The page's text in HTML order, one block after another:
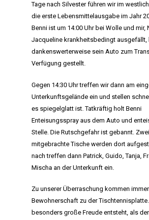
Tage nach Silvester führen wir im
die erste Lebensmittelausgabe im Jahr
Benni ist um 14:00 Uhr bei Wolle und mir,
Jacqueline krankheitsbedingt ausgefällt,
dankenswerterweise sein Auto zum
Verfügung gestellt.
Gegen 14:30 Uhr treffen wir dann am
Unterkunftsgelände ein und stellen
es spiegelglatt ist. Tatkräftig holt Benni
Enteisungsspray aus dem Auto und
Stelle. Die Rutschgefahr ist gebannt.
mitgebrachte Tische werden dort
nach treffen dann Patrick, Guido, Tanja,
Mischa an der Unterkunft ein.
Zu unserer Überraschung kommen
Bewohnerschaft zu der
besonders große Freude entsteht, als